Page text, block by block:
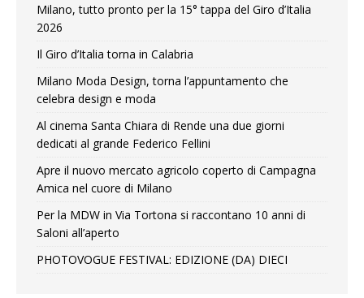
Milano, tutto pronto per la 15° tappa del Giro d’Italia
2026
Il Giro d’Italia torna in Calabria
Milano Moda Design, torna l’appuntamento che
celebra design e moda
Al cinema Santa Chiara di Rende una due giorni
dedicati al grande Federico Fellini
Apre il nuovo mercato agricolo coperto di Campagna
Amica nel cuore di Milano
Per la MDW in Via Tortona si raccontano 10 anni di
Saloni all’aperto
PHOTOVOGUE FESTIVAL: EDIZIONE (DA) DIECI